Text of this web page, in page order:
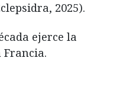
2025).
ejerce la